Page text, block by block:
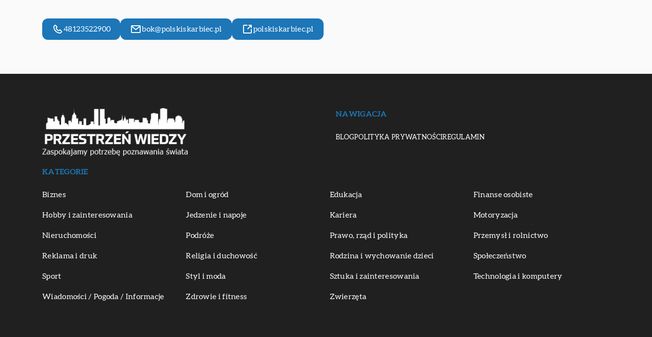
48123522900 bok@polskiskarbiec.pl polskiskarbiec.pl
NAWIGACJA
BLOGPOLITYKA PRYWATNOŚCIREGULAMIN
KATEGORIE
Biznes Dom i ogród Edukacja Finanse osobiste
Hobby i zainteresowania Jedzenie i napoje Kariera Motoryzacja
Nieruchomości Podróże Prawo, rząd i polityka Przemysł i rolnictwo
Reklama i druk Religia i duchowość Rodzina i wychowanie dzieci Społeczeństwo
Sport Styl i moda Sztuka i zainteresowania Technologia i komputery
Wiadomości / Pogoda / Informacje Zdrowie i fitness Zwierzęta